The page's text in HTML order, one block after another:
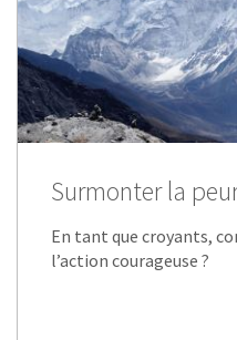
Surmonter la
En tant que croyants,
l’action courageuse ?